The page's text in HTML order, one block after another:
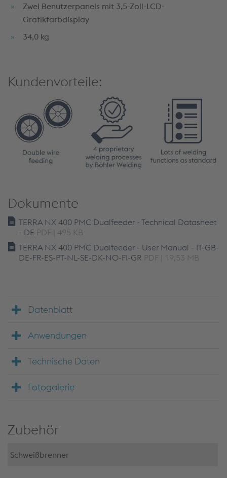
Zwei Benutzerpanels mit 3,5-Zoll-LCD-
Grafikfarbdisplay
34,0 kg
Kundenvorteile:
Dokumente
TERRA NX 400 PMC Dualfeeder - Technical Datasheet
- DE PDF | 495 KB
TERRA NX 400 PMC Dualfeeder - User Manual - IT-GB-
DE-FR-ES-PT-NL-SE-DK-NO-FI-GR PDF | 19,53 MB
Datenblatt
Anwendungen
Technische Daten
Fotogalerie
Zubehör
Schweißbrenner